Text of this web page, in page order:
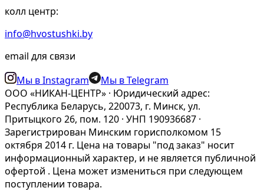
колл центр:
info@hvostushki.by
email для связи
Мы в Instagram
Мы в Telegram
ООО «НИКАН-ЦЕНТР» · Юридический адрес:
Республика Беларусь, 220073, г. Минск, ул.
Притыцкого 26, пом. 120 · УНП 190936687 ·
Зарегистрирован Минским горисполкомом 15
октября 2014 г. Цена на товары "под заказ" носит
информационный характер, и не является публичной
офертой . Цена может измениться при следующем
поступлении товара.